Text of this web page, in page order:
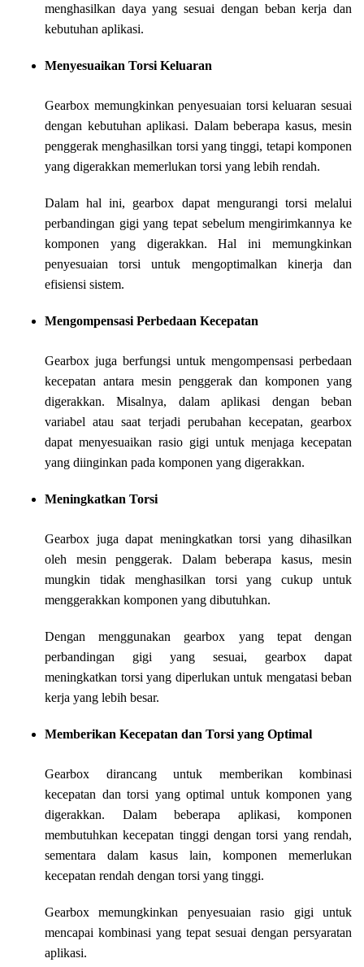
menghasilkan daya yang sesuai dengan beban kerja dan
kebutuhan aplikasi.
Menyesuaikan Torsi Keluaran
Gearbox memungkinkan penyesuaian torsi keluaran sesuai
dengan kebutuhan aplikasi. Dalam beberapa kasus, mesin
penggerak menghasilkan torsi yang tinggi, tetapi komponen
yang digerakkan memerlukan torsi yang lebih rendah.
Dalam hal ini, gearbox dapat mengurangi torsi melalui
perbandingan gigi yang tepat sebelum mengirimkannya ke
komponen yang digerakkan. Hal ini memungkinkan
penyesuaian torsi untuk mengoptimalkan kinerja dan
efisiensi sistem.
Mengompensasi Perbedaan Kecepatan
Gearbox juga berfungsi untuk mengompensasi perbedaan
kecepatan antara mesin penggerak dan komponen yang
digerakkan. Misalnya, dalam aplikasi dengan beban
variabel atau saat terjadi perubahan kecepatan, gearbox
dapat menyesuaikan rasio gigi untuk menjaga kecepatan
yang diinginkan pada komponen yang digerakkan.
Meningkatkan Torsi
Gearbox juga dapat meningkatkan torsi yang dihasilkan
oleh mesin penggerak. Dalam beberapa kasus, mesin
mungkin tidak menghasilkan torsi yang cukup untuk
menggerakkan komponen yang dibutuhkan.
Dengan menggunakan gearbox yang tepat dengan
perbandingan gigi yang sesuai, gearbox dapat
meningkatkan torsi yang diperlukan untuk mengatasi beban
kerja yang lebih besar.
Memberikan Kecepatan dan Torsi yang Optimal
Gearbox dirancang untuk memberikan kombinasi
kecepatan dan torsi yang optimal untuk komponen yang
digerakkan. Dalam beberapa aplikasi, komponen
membutuhkan kecepatan tinggi dengan torsi yang rendah,
sementara dalam kasus lain, komponen memerlukan
kecepatan rendah dengan torsi yang tinggi.
Gearbox memungkinkan penyesuaian rasio gigi untuk
mencapai kombinasi yang tepat sesuai dengan persyaratan
aplikasi.